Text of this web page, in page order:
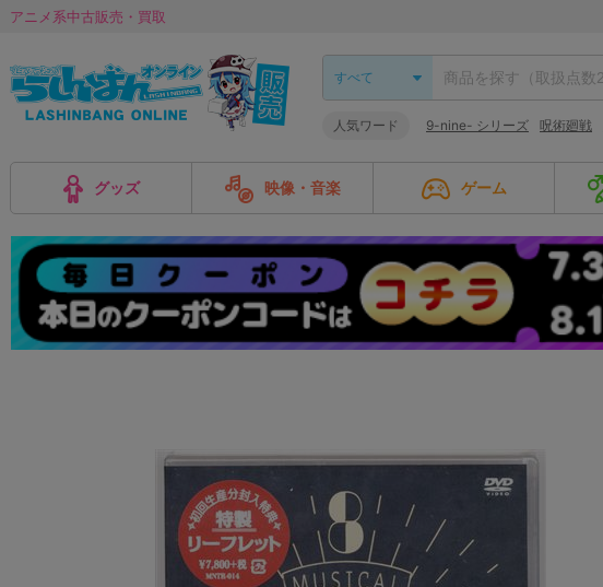
アニメ系中古販売・買取
人気ワード 9-nine- シリーズ 呪術廻戦
グッズ 映像・音楽 ゲーム